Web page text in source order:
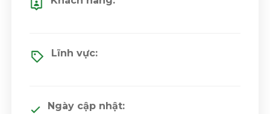
Lĩnh vực:
Ngày cập nhật: